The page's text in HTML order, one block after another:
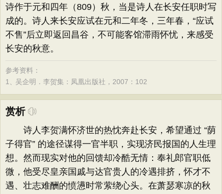
诗作于元和四年（809）秋，当是诗人在长安任职时写
成的。诗人来长安应试在元和二年冬，三年春，“应试
不售”后立即返回昌谷，不可能客馆滞雨怀忧，来感受
长安的秋意。
参考资料：
1、吴企明．李贺集：凤凰出版社，2007：102
赏析
诗人李贺满怀济世的热忱奔赴长安，希望通过 “荫
子得官” 的途径谋得一官半职，实现济民报国的人生理
想。然而现实对他的回馈却冷酷无情：奉礼郎官职低
微，他受尽皇亲国戚与达官贵人的冷遇排挤，怀才不
遇、壮志难酬的愤懑时常萦绕心头。在萧瑟寒凉的秋